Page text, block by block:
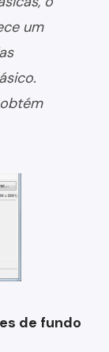
um
de fundo